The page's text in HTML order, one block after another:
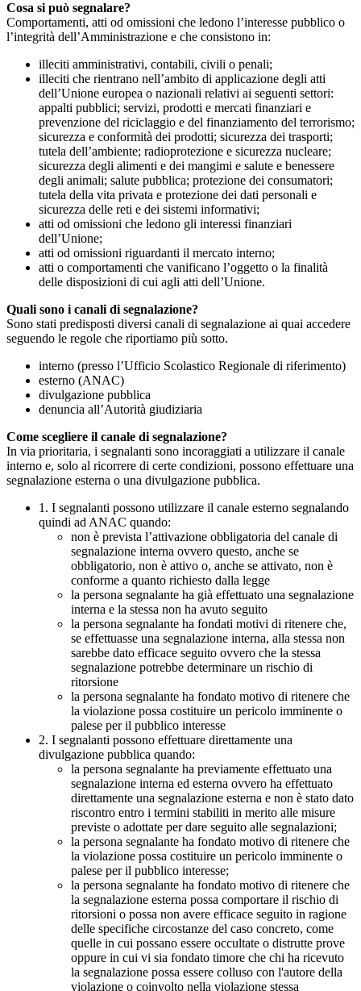
Cosa si può segnalare?
Comportamenti, atti od omissioni che ledono l’interesse pubblico o
l’integrità dell’Amministrazione e che consistono in:
illeciti amministrativi, contabili, civili o penali;
illeciti che rientrano nell’ambito di applicazione degli atti
dell’Unione europea o nazionali relativi ai seguenti settori:
appalti pubblici; servizi, prodotti e mercati finanziari e
prevenzione del riciclaggio e del finanziamento del terrorismo;
sicurezza e conformità dei prodotti; sicurezza dei trasporti;
tutela dell’ambiente; radioprotezione e sicurezza nucleare;
sicurezza degli alimenti e dei mangimi e salute e benessere
degli animali; salute pubblica; protezione dei consumatori;
tutela della vita privata e protezione dei dati personali e
sicurezza delle reti e dei sistemi informativi;
atti od omissioni che ledono gli interessi finanziari
dell’Unione;
atti od omissioni riguardanti il mercato interno;
atti o comportamenti che vanificano l’oggetto o la finalità
delle disposizioni di cui agli atti dell’Unione.
Quali sono i canali di segnalazione?
Sono stati predisposti diversi canali di segnalazione ai quai accedere
seguendo le regole che riportiamo più sotto.
interno (presso l’Ufficio Scolastico Regionale di riferimento)
esterno (ANAC)
divulgazione pubblica
denuncia all’Autorità giudiziaria
Come scegliere il canale di segnalazione?
In via prioritaria, i segnalanti sono incoraggiati a utilizzare il canale
interno e, solo al ricorrere di certe condizioni, possono effettuare una
segnalazione esterna o una divulgazione pubblica.
1. I segnalanti possono utilizzare il canale esterno segnalando
quindi ad ANAC quando:
non è prevista l’attivazione obbligatoria del canale di
segnalazione interna ovvero questo, anche se
obbligatorio, non è attivo o, anche se attivato, non è
conforme a quanto richiesto dalla legge
la persona segnalante ha già effettuato una segnalazione
interna e la stessa non ha avuto seguito
la persona segnalante ha fondati motivi di ritenere che,
se effettuasse una segnalazione interna, alla stessa non
sarebbe dato efficace seguito ovvero che la stessa
segnalazione potrebbe determinare un rischio di
ritorsione
la persona segnalante ha fondato motivo di ritenere che
la violazione possa costituire un pericolo imminente o
palese per il pubblico interesse
2. I segnalanti possono effettuare direttamente una
divulgazione pubblica quando:
la persona segnalante ha previamente effettuato una
segnalazione interna ed esterna ovvero ha effettuato
direttamente una segnalazione esterna e non è stato dato
riscontro entro i termini stabiliti in merito alle misure
previste o adottate per dare seguito alle segnalazioni;
la persona segnalante ha fondato motivo di ritenere che
la violazione possa costituire un pericolo imminente o
palese per il pubblico interesse;
la persona segnalante ha fondato motivo di ritenere che
la segnalazione esterna possa comportare il rischio di
ritorsioni o possa non avere efficace seguito in ragione
delle specifiche circostanze del caso concreto, come
quelle in cui possano essere occultate o distrutte prove
oppure in cui vi sia fondato timore che chi ha ricevuto
la segnalazione possa essere colluso con l'autore della
violazione o coinvolto nella violazione stessa